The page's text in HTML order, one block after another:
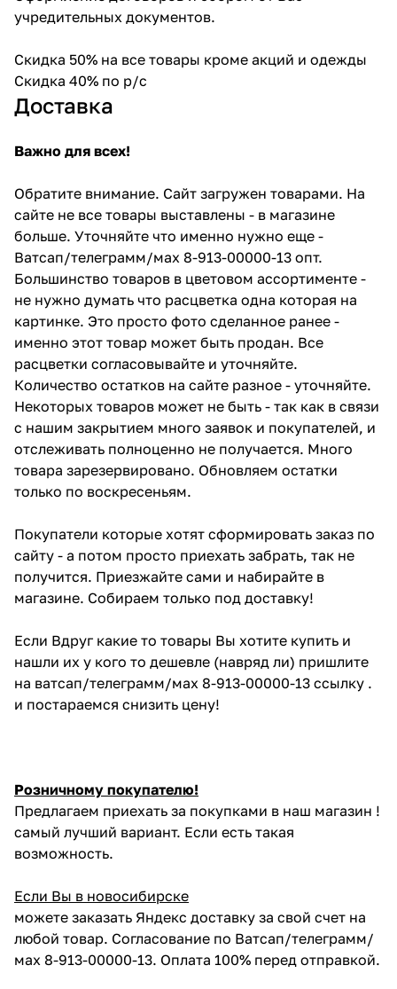
учредительных документов.
Скидка 50% на все товары кроме акций и одежды
Скидка 40% по р/с
Доставка
Важно для всех!
Обратите внимание. Сайт загружен товарами. На
сайте не все товары выставлены - в магазине
больше. Уточняйте что именно нужно еще -
Ватсап/телеграмм/мах 8-913-00000-13 опт.
Большинство товаров в цветовом ассортименте -
не нужно думать что расцветка одна которая на
картинке. Это просто фото сделанное ранее -
именно этот товар может быть продан. Все
расцветки согласовывайте и уточняйте.
Количество остатков на сайте разное - уточняйте.
Некоторых товаров может не быть - так как в связи
с нашим закрытием много заявок и покупателей, и
отслеживать полноценно не получается. Много
товара зарезервировано. Обновляем остатки
только по воскресеньям.
Покупатели которые хотят сформировать заказ по
сайту - а потом просто приехать забрать, так не
получится. Приезжайте сами и набирайте в
магазине. Собираем только под доставку!
Если Вдруг какие то товары Вы хотите купить и
нашли их у кого то дешевле (навряд ли) пришлите
на ватсап/телеграмм/мах 8-913-00000-13 ссылку .
и постараемся снизить цену!
Розничному покупателю!
Предлагаем приехать за покупками в наш магазин !
самый лучший вариант. Если есть такая
возможность.
Если Вы в новосибирске
можете заказать Яндекс доставку за свой счет на
любой товар. Согласование по Ватсап/телеграмм/
мах 8-913-00000-13. Оплата 100% перед отправкой.